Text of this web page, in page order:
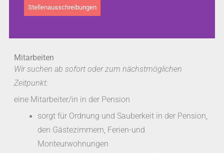
Stellenausschreibungen
Mitarbeiten
Wir suchen ab sofort oder zum nächstmöglichen
Zeitpunkt:
eine Mitarbeiter/in in der Pension
sorgt für Ordnung und Sauberkeit in der Pension,
den Gästezimmern, Ferien-und
Monteurwohnungen